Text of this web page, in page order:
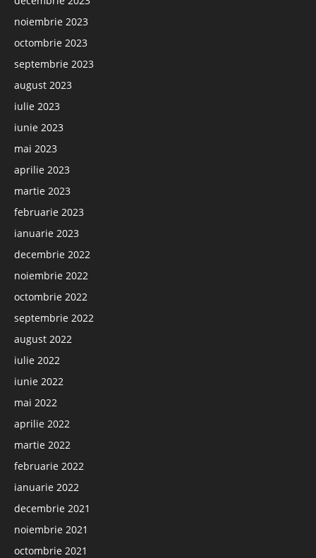
noiembrie 2023
octombrie 2023
septembrie 2023
august 2023
iulie 2023
iunie 2023
mai 2023
aprilie 2023
martie 2023
februarie 2023
ianuarie 2023
decembrie 2022
noiembrie 2022
octombrie 2022
septembrie 2022
august 2022
iulie 2022
iunie 2022
mai 2022
aprilie 2022
martie 2022
februarie 2022
ianuarie 2022
decembrie 2021
noiembrie 2021
octombrie 2021